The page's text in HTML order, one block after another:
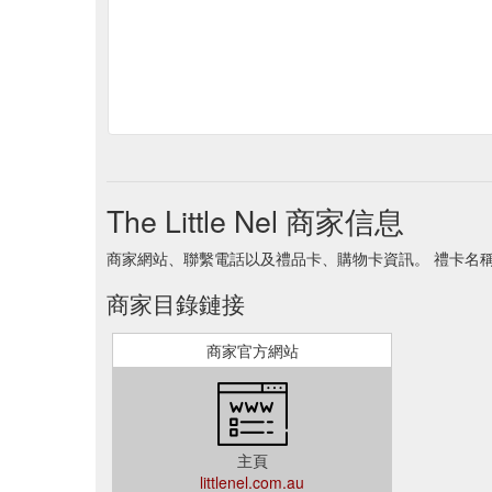
The Little Nel 商家信息
商家網站、聯繫電話以及禮品卡、購物卡資訊。 禮卡名
商家目錄鏈接
商家官方網站
主頁
littlenel.com.au